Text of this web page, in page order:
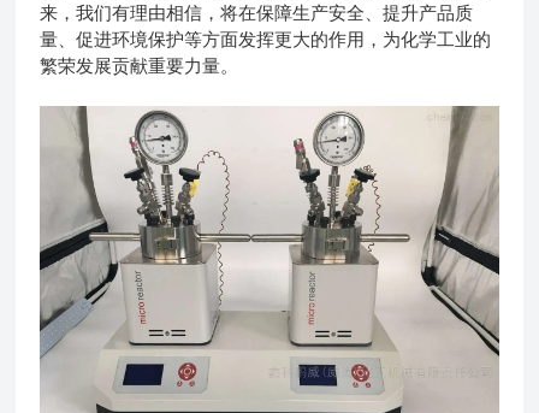
来，我们有理由相信，将在保障生产安全、提升产品质
量、促进环境保护等方面发挥更大的作用，为化学工业的
繁荣发展贡献重要力量。